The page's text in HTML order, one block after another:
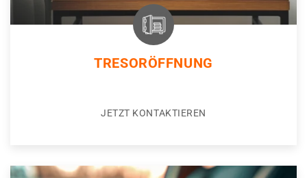
TRESORÖFFNUNG
JETZT KONTAKTIEREN